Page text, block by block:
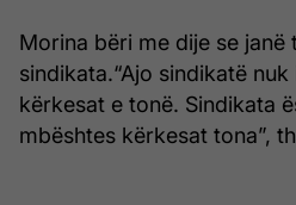
Morina bëri me dije se janë
sindikata.“Ajo sindikatë
kërkesat e tonë. Sindikata
mbështes kërkesat tona”,